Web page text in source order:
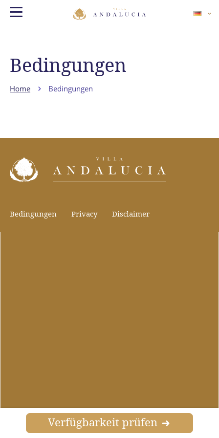
Bedingungen
Home Bedingungen
Verfügbarkeit prüfen
Bedingungen Privacy Disclaimer